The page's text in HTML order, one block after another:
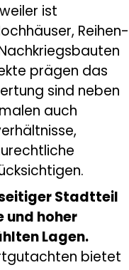
ist
Reihen-
prägen das
sind neben
auch
Stadtteil
und hoher
Lagen.
bietet